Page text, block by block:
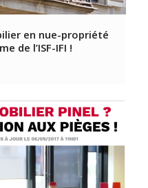
en nue-propriété
de l’ISF-IFI !